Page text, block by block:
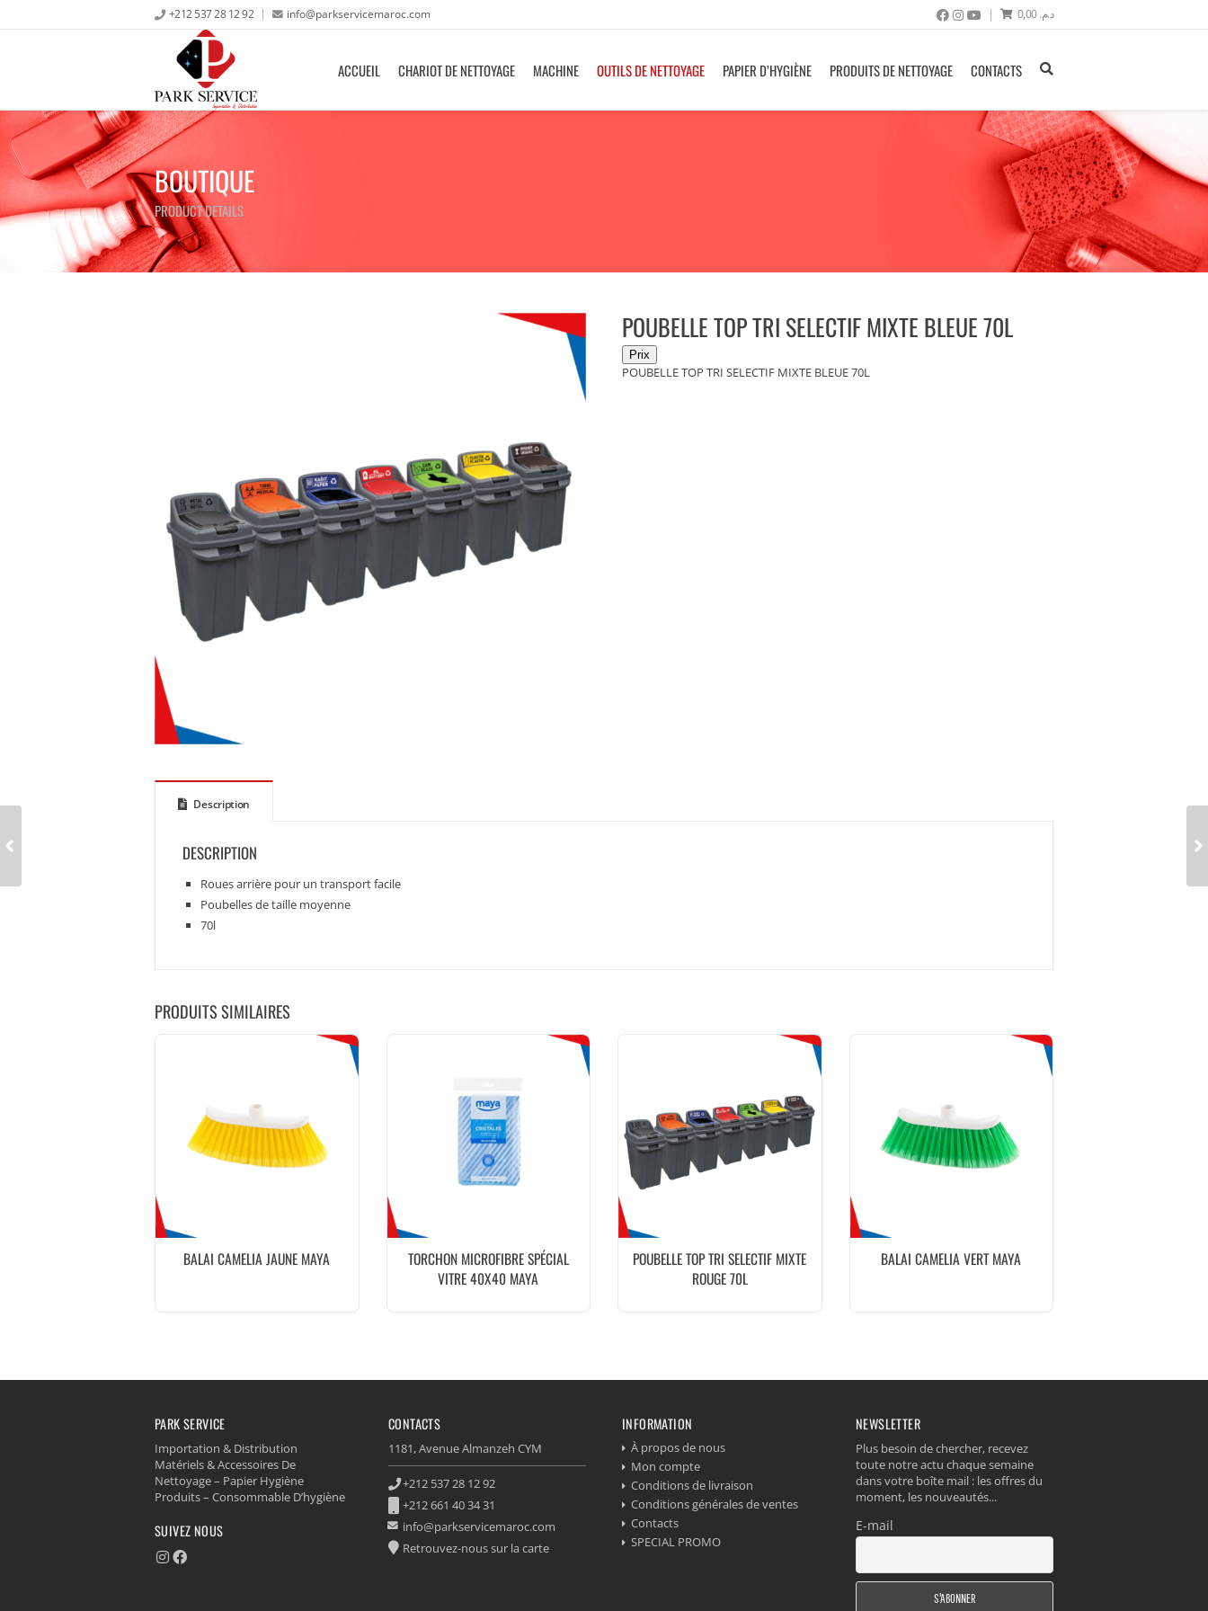
+212 537 28 12 92 info@parkservicemaroc.com د.م.0,00
ACCUEIL CHARIOT DE NETTOYAGE MACHINE OUTILS DE NETTOYAGE PAPIER D’HYGIÈNE PRODUITS DE NETTOYAGE CONTACTS
BOUTIQUE
PRODUCT DETAILS
POUBELLE TOP TRI SELECTIF MIXTE BLEUE 70L
POUBELLE TOP TRI SELECTIF MIXTE BLEUE 70L
Description
DESCRIPTION
Roues arrière pour un transport facile
Poubelles de taille moyenne
70l
PRODUITS SIMILAIRES
BALAI CAMELIA JAUNE MAYA
TORCHON MICROFIBRE SPÉCIAL
VITRE 40X40 MAYA
POUBELLE TOP TRI SELECTIF MIXTE
ROUGE 70L
BALAI CAMELIA VERT MAYA
PARK SERVICE
Importation & Distribution
Matériels & Accessoires De
Nettoyage – Papier Hygiène
Produits – Consommable D’hygiène
SUIVEZ NOUS
CONTACTS
1181, Avenue Almanzeh CYM
+212 537 28 12 92
+212 661 40 34 31
info@parkservicemaroc.com
Retrouvez-nous sur la carte
INFORMATION
À propos de nous
Mon compte
Conditions de livraison
Conditions générales de ventes
Contacts
SPECIAL PROMO
NEWSLETTER
Plus besoin de chercher, recevez
toute notre actu chaque semaine
dans votre boîte mail : les offres du
moment, les nouveautés...
E-mail